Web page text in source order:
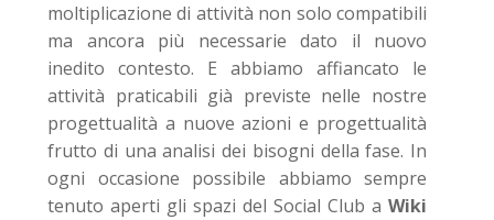
moltiplicazione di attività non solo compatibili
ma ancora più necessarie dato il nuovo
inedito contesto. E abbiamo affiancato le
attività praticabili già previste nelle nostre
progettualità a nuove azioni e progettualità
frutto di una analisi dei bisogni della fase. In
ogni occasione possibile abbiamo sempre
tenuto aperti gli spazi del Social Club aWiki